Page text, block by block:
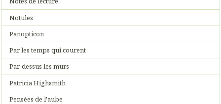
Notules
Panopticon
Par les temps qui courent
Par-dessus les murs
Patricia Highsmith
Pensées de l'aube